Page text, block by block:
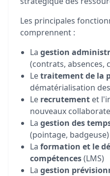
Les principales
comprennent :
La gestion
(contrats, absences,
Letraitement de la
dématérialisation
Le recrutement et
nouveaux
La gestion des
(pointage, badgeuse)
La formation et le
compétences(LMS)
La gestion